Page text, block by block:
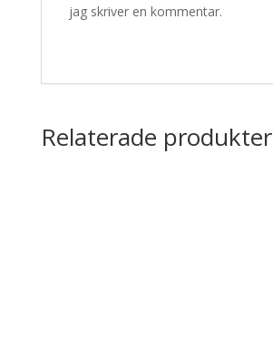
jag skriver en kommentar.
Relaterade produkter